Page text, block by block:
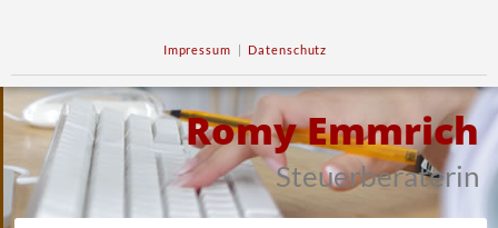
Impressum | Datenschutz
Romy Emmrich
Steuerberaterin